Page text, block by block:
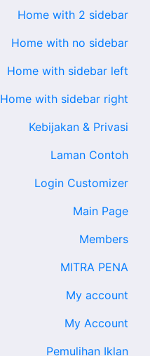
Home with 2 sidebar
Home with no sidebar
Home with sidebar left
Home with sidebar right
Kebijakan & Privasi
Laman Contoh
Login Customizer
Main Page
Members
MITRA PENA
My account
My Account
Pemulihan Iklan